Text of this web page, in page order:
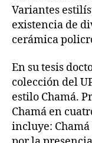
Variantes
existencia de
cerámica
En su tesis
colección del
estilo Chamá.
Chamá en
incluye: